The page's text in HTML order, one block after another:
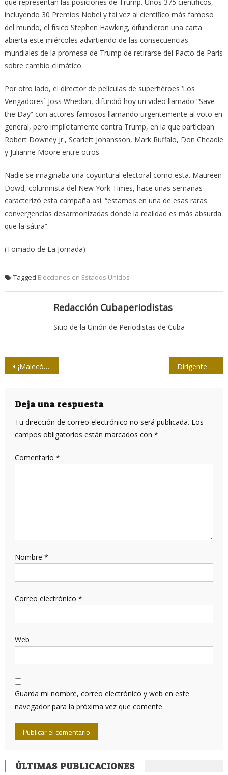
incluyendo 30 Premios Nobel y tal vez al científico más famoso
del mundo, el físico Stephen Hawking, difundieron una carta
abierta este miércoles advirtiendo de las consecuencias
mundiales de la promesa de Trump de retirarse del Pacto de París
sobre cambio climático.
Por otro lado, el director de películas de superhéroes ‘Los
Vengadores´ Joss Whedon, difundió hoy un video llamado “Save
the Day” con actores famosos llamando urgentemente al voto en
general, pero implícitamente contra Trump, en la que participan
Robert Downey Jr., Scarlett Johansson, Mark Ruffalo, Don Cheadle
y Julianne Moore entre otros.
Nadie se imaginaba una coyuntural electoral como esta. Maureen
Dowd, columnista del New York Times, hace unas semanas
caracterizó esta campaña así: “estamos en una de esas raras
convergencias desarmonizadas donde la realidad es más absurda
que la sátira”.
(Tomado de La Jornada)
Tagged Elecciones en Estados Unidos
Redacción Cubaperiodistas
Sitio de la Unión de Periodistas de Cuba
Navegación
entradas
¡Malecón con Wifi! Dirigente avileño comparece en twittazo de prensa
Deja una respuesta
Tu dirección de correo electrónico no será publicada. Los
campos obligatorios están marcados con *
Comentario *
Nombre *
Correo electrónico *
Web
Guarda mi nombre, correo electrónico y web en este
navegador para la próxima vez que comente.
ÚLTIMAS PUBLICACIONES